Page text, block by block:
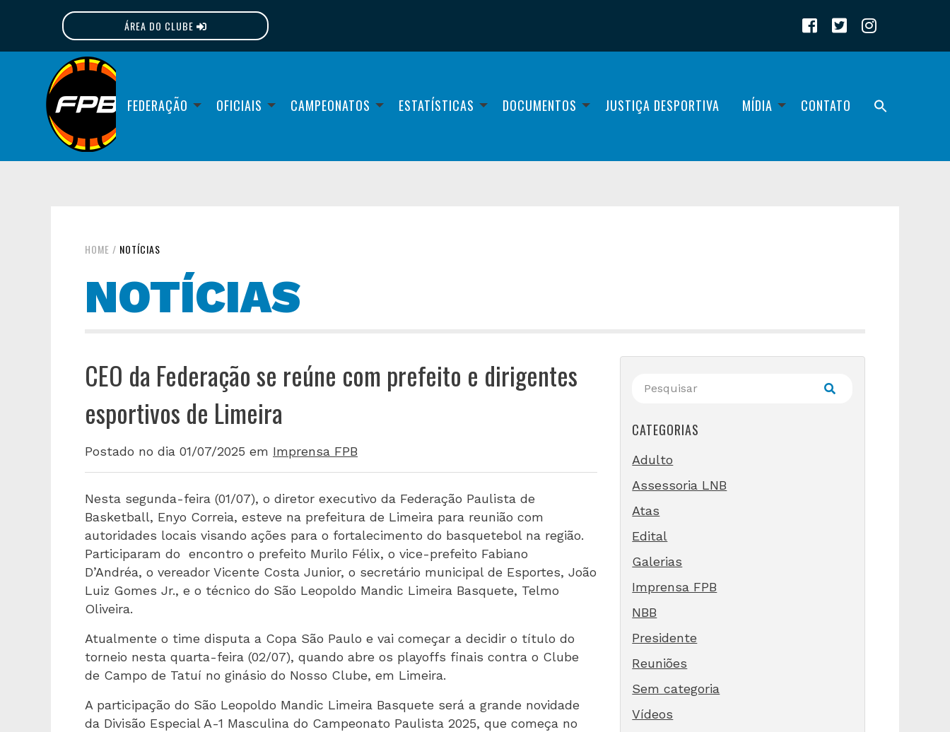
ÁREA DO CLUBE
FEDERAÇÃO OFICIAIS CAMPEONATOS ESTATÍSTICAS DOCUMENTOS JUSTIÇA DESPORTIVA MÍDIA CONTATO
HOME / NOTÍCIAS
NOTÍCIAS
CEO da Federação se reúne com prefeito e dirigentes
esportivos de Limeira
Postado no dia 01/07/2025 em Imprensa FPB
Nesta segunda-feira (01/07), o diretor executivo da Federação Paulista de
Basketball, Enyo Correia, esteve na prefeitura de Limeira para reunião com
autoridades locais visando ações para o fortalecimento do basquetebol na região.
Participaram do encontro o prefeito Murilo Félix, o vice-prefeito Fabiano
D’Andréa, o vereador Vicente Costa Junior, o secretário municipal de Esportes, João
Luiz Gomes Jr., e o técnico do São Leopoldo Mandic Limeira Basquete, Telmo
Oliveira.
Atualmente o time disputa a Copa São Paulo e vai começar a decidir o título do
torneio nesta quarta-feira (02/07), quando abre os playoffs finais contra o Clube
de Campo de Tatuí no ginásio do Nosso Clube, em Limeira.
A participação do São Leopoldo Mandic Limeira Basquete será a grande novidade
da Divisão Especial A-1 Masculina do Campeonato Paulista 2025, que começa no
CATEGORIAS
Adulto
Assessoria LNB
Atas
Edital
Galerias
Imprensa FPB
NBB
Presidente
Reuniões
Sem categoria
Vídeos